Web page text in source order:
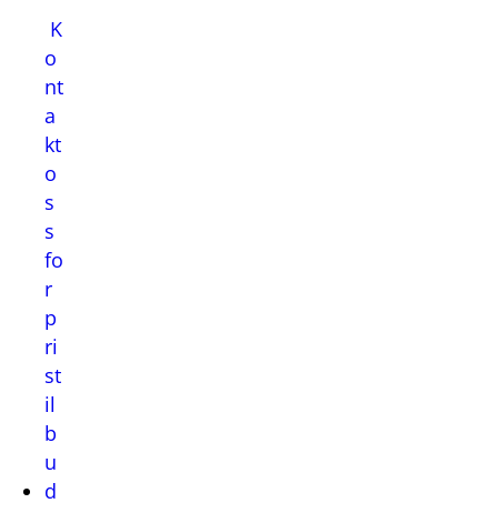
K
o
nt
a
kt
o
s
s
fo
r
p
ri
st
il
b
u
d